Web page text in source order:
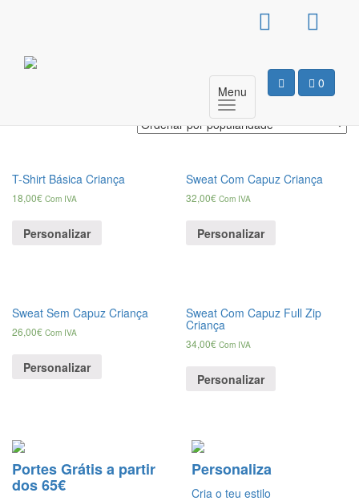
0
Menu
12/14
T-Shirt Básica Criança
18,00€ Com IVA
Personalizar
Sweat Com Capuz Criança
32,00€ Com IVA
Personalizar
Sweat Sem Capuz Criança
26,00€ Com IVA
Personalizar
Sweat Com Capuz Full Zip
Criança
34,00€ Com IVA
Personalizar
Portes Grátis a partir
dos 65€
Personaliza
Cria o teu estilo